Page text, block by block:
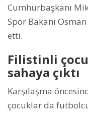
Cumhurbaşkanı
Spor Bakanı
etti.
Filistinli
sahaya çıktı​​​​​​​
Karşılaşma
çocuklar da